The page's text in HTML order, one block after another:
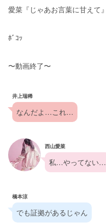
愛菜『じゃあお言葉に甘えて』
ﾎﾞｺｯ
〜動画終了〜
井上瑞稀
なんだよ…これ…
西山愛菜
私…やってない…
橋本涼
でも証拠があるじゃん